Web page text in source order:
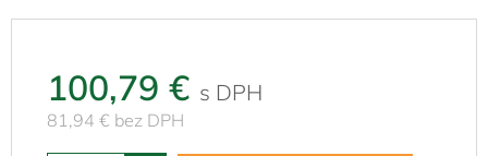
100,79 €
81,94 € bez DPH